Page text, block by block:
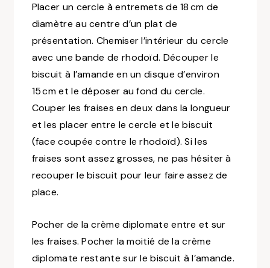
Placer un cercle à entremets de 18 cm de
diamètre au centre d’un plat de
présentation. Chemiser l’intérieur du cercle
avec une bande de rhodoïd. Découper le
biscuit à l’amande en un disque d’environ
15 cm et le déposer au fond du cercle.
Couper les fraises en deux dans la longueur
et les placer entre le cercle et le biscuit
(face coupée contre le rhodoïd). Si les
fraises sont assez grosses, ne pas hésiter à
recouper le biscuit pour leur faire assez de
place.
Pocher de la crème diplomate entre et sur
les fraises. Pocher la moitié de la crème
diplomate restante sur le biscuit à l’amande.